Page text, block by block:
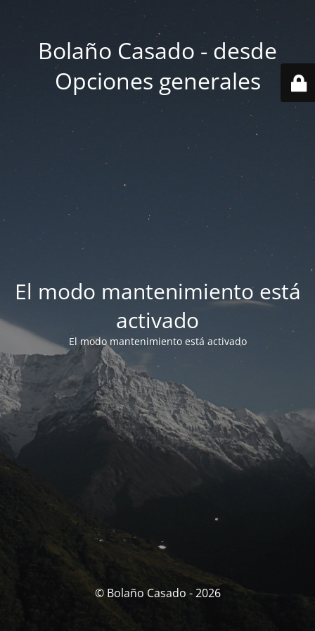
Bolaño Casado - desde
Opciones generales
El modo mantenimiento está
activado
El modo mantenimiento está activado
© Bolaño Casado - 2026